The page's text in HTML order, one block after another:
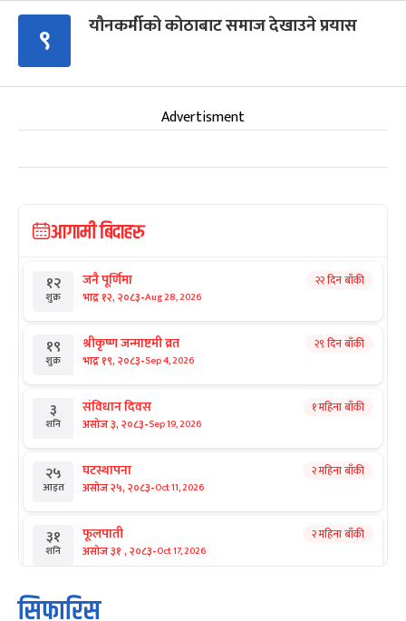
९ यौनकर्मीको कोठाबाट समाज देखाउने प्रयास
Advertisment
आगामी बिदाहरु
१२
शुक्र
जनै पूर्णिमा
भाद्र १२, २०८३-Aug 28, 2026
२२ दिन बाँकी
१९
शुक्र
श्रीकृष्ण जन्माष्टमी व्रत
भाद्र १९, २०८३-Sep 4, 2026
२९ दिन बाँकी
३
शनि
संविधान दिवस
असोज ३, २०८३-Sep 19, 2026
१ महिना बाँकी
२५
आइत
घटस्थापना
असोज २५, २०८३-Oct 11, 2026
२ महिना बाँकी
३१
शनि
फूलपाती
असोज ३१ , २०८३-Oct 17, 2026
२ महिना बाँकी
१
आइत
कार्तिक सङ्क्रान्ति
कार्तिक १, २०८३
सिफारिस